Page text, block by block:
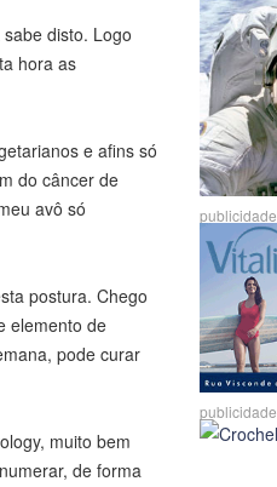
disto. Logo
hora as
e afins só
do câncer de
avô só
postura. Chego
elemento de
pode curar
muito bem
de forma
publicidade
publicidade